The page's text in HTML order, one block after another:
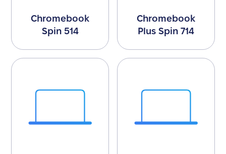
Chromebook
Spin 514
Chromebook
Plus Spin 714